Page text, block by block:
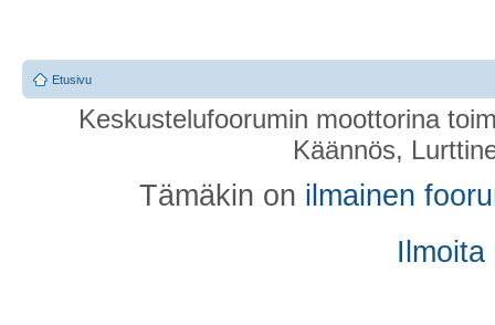
Etusivu
Keskustelufoorumin moottorina
Käännös,
Tämäkin on ilmainen